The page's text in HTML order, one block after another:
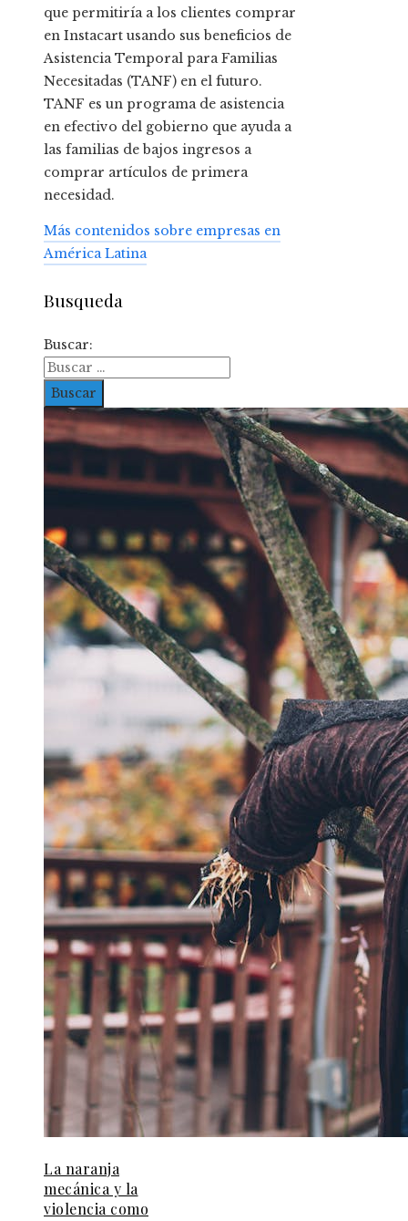
que permitiría a los clientes comprar
en Instacart usando sus beneficios de
Asistencia Temporal para Familias
Necesitadas (TANF) en el futuro.
TANF es un programa de asistencia
en efectivo del gobierno que ayuda a
las familias de bajos ingresos a
comprar artículos de primera
necesidad.
Más contenidos sobre empresas en
América Latina
Busqueda
Buscar:
La naranja
mecánica y la
violencia como